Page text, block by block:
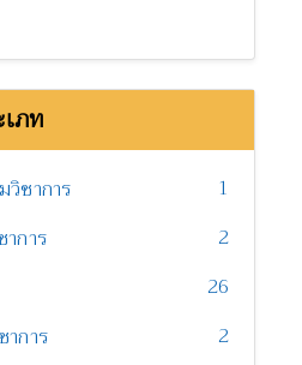
ภท
วิชาการ
1
การ
2
26
การ
2